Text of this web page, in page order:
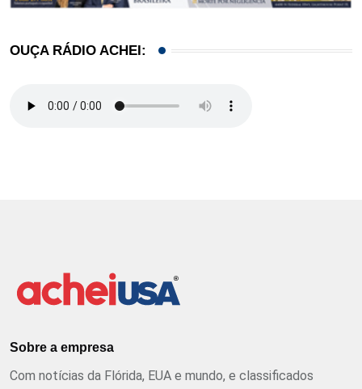
OUÇA RÁDIO ACHEI:
Sobre a empresa
Com notícias da Flórida, EUA e mundo, e classificados